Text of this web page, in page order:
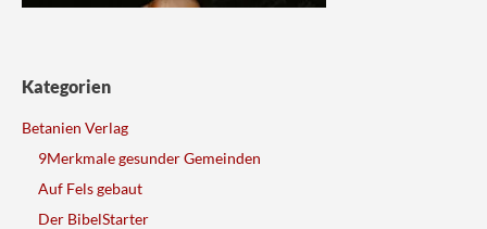
Kategorien
Betanien Verlag
9Merkmale gesunder Gemeinden
Auf Fels gebaut
Der BibelStarter